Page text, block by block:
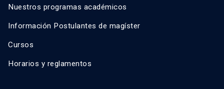
Nuestros programas académicos
Información Postulantes de magíster
Cursos
Horarios y reglamentos